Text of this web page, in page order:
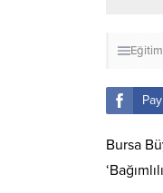
Eğitim
Bursa